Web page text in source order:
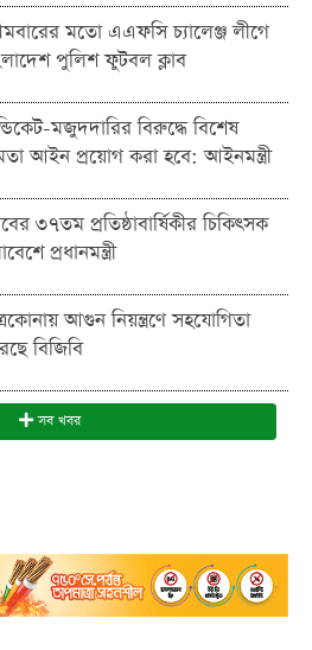
মতো এএফসি চ্যালেঞ্জ লীগে
পুলিশ ফুটবল ক্লাব
মজুদদারির বিরুদ্ধে বিশেষ
আইন প্রয়োগ করা হবে: আইনমন্ত্রী
৩৭তম প্রতিষ্ঠাবার্ষিকীর চিকিৎসক
প্রধানমন্ত্রী
আগুন নিয়ন্ত্রণে সহযোগিতা
বিজিবি
সব খবর